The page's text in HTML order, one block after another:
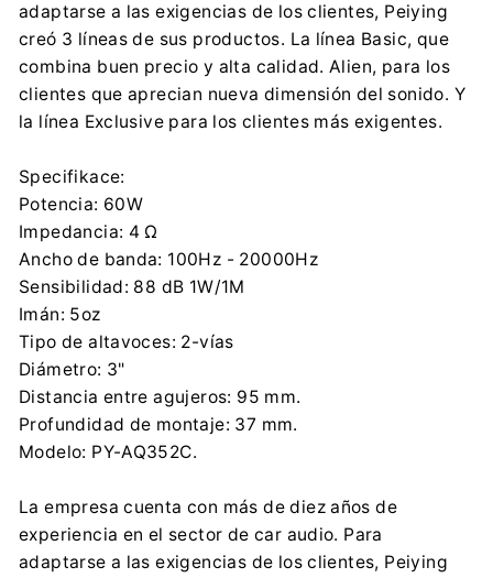
0048 25 685 00 00
adaptarse a las exigencias de los clientes, Peiying
creó 3 líneas de sus productos. La línea Basic, que
combina buen precio y alta calidad. Alien, para los
clientes que aprecian nueva dimensión del sonido. Y
la línea Exclusive para los clientes más exigentes.
Specifikace:
Potencia: 60W
Impedancia: 4 Ω
Ancho de banda: 100Hz - 20000Hz
Sensibilidad: 88 dB 1W/1M
Imán: 5oz
Tipo de altavoces: 2-vías
Diámetro: 3"
Distancia entre agujeros: 95 mm.
Profundidad de montaje: 37 mm.
Modelo: PY-AQ352C.
La empresa cuenta con más de diez años de
experiencia en el sector de car audio. Para
adaptarse a las exigencias de los clientes, Peiying